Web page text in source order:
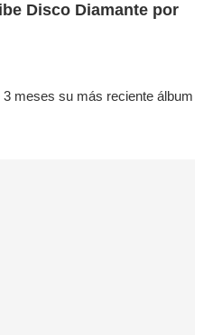
Disco Diamante por
meses su más reciente álbum